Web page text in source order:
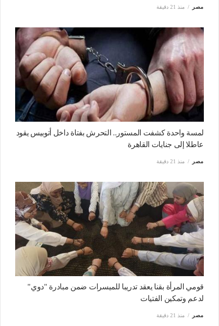
مصر منذ 21 دقيقة
لمسة واحدة كشفت المستور.. التحرش بفتاة داخل أتوبيس يقود
عاطلا إلى جنايات القاهرة
مصر منذ 21 دقيقة
قومي المرأة بقنا يعقد تدريبا للميسرات ضمن مبادرة "دوي"
لدعم وتمكين الفتيات
مصر منذ 21 دقيقة